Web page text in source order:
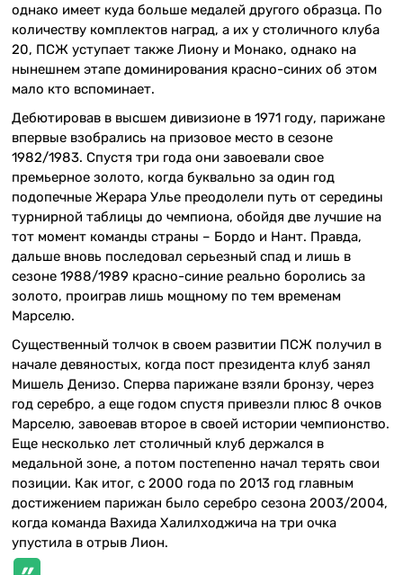
однако имеет куда больше медалей другого образца. По
количеству комплектов наград, а их у столичного клуба
20, ПСЖ уступает также Лиону и Монако, однако на
нынешнем этапе доминирования красно-синих об этом
мало кто вспоминает.
Дебютировав в высшем дивизионе в 1971 году, парижане
впервые взобрались на призовое место в сезоне
1982/1983. Спустя три года они завоевали свое
премьерное золото, когда буквально за один год
подопечные Жерара Улье преодолели путь от середины
турнирной таблицы до чемпиона, обойдя две лучшие на
тот момент команды страны – Бордо и Нант. Правда,
дальше вновь последовал серьезный спад и лишь в
сезоне 1988/1989 красно-синие реально боролись за
золото, проиграв лишь мощному по тем временам
Марселю.
Существенный толчок в своем развитии ПСЖ получил в
начале девяностых, когда пост президента клуб занял
Мишель Денизо. Сперва парижане взяли бронзу, через
год серебро, а еще годом спустя привезли плюс 8 очков
Марселю, завоевав второе в своей истории чемпионство.
Еще несколько лет столичный клуб держался в
медальной зоне, а потом постепенно начал терять свои
позиции. Как итог, с 2000 года по 2013 год главным
достижением парижан было серебро сезона 2003/2004,
когда команда Вахида Халилходжича на три очка
упустила в отрыв Лион.